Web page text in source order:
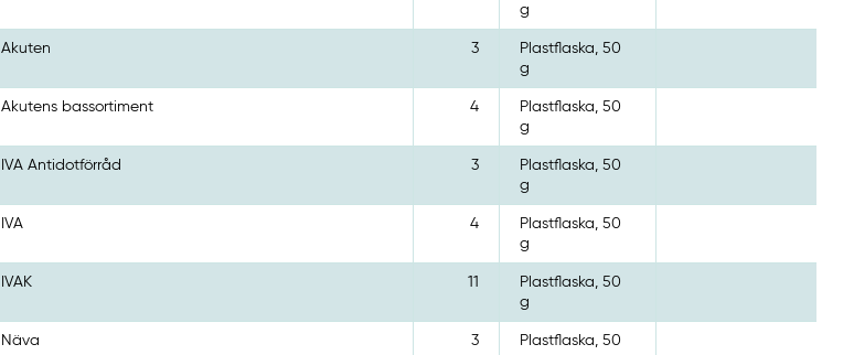
g
Akuten 3
Plastflaska, 50
g
Akutens bassortiment 4
Plastflaska, 50
g
IVA Antidotförråd 3
Plastflaska, 50
g
IVA 4
Plastflaska, 50
g
IVAK 11
Plastflaska, 50
g
Näva 3
Plastflaska, 50